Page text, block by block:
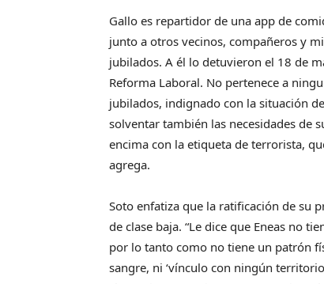
Gallo es repartidor de una app de
junto a otros vecinos, compañeros y
jubilados. A él lo detuvieron el 18 de
Reforma Laboral. No pertenece a
jubilados, indignado con la situación
solventar también las necesidades de
encima con la etiqueta de terrorista,
agrega.
Soto enfatiza que la ratificación de su
de clase baja. “Le dice que Eneas no
por lo tanto como no tiene un patrón
sangre, ni ‘vínculo con ningún